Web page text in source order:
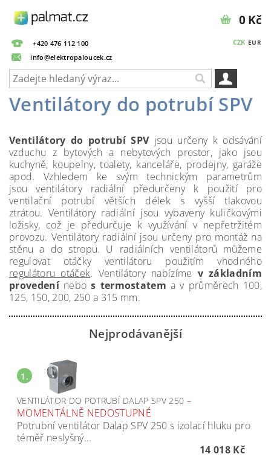
+420 476 112 100
info@elektropaloucek.cz
CZK EUR
0 Kč
Ventilátory do potrubí SPV
Ventilátory do potrubí SPVjsou určeny k odsávání
vzduchu z bytových a nebytových prostor, jako jsou
kuchyně, koupelny, toalety, kanceláře, prodejny, garáže
apod. Vzhledem ke svým technickým parametrům
jsou ventilátory radiální předurčeny k použití pro
ventilační potrubí větších délek s vyšší tlakovou
ztrátou. Ventilátory radiální jsou vybaveny kuličkovými
ložisky, což je předurčuje k využívání v nepřetržitém
provozu. Ventilátory radiální jsou určeny pro montáž na
stěnu a do stropu. U radiálních ventilátorů můžeme
regulovat otáčky ventilátoru použitím vhodného
regulátoru otáček. Ventilátory nabízíme v základním
provedenínebo s termostatem a v průměrech 100,
125, 150, 200, 250 a 315 mm.
Nejprodávanější
1.
VENTILÁTOR DO POTRUBÍ DALAP SPV 250 –
MOMENTÁLNĚ NEDOSTUPNÉ
Potrubní ventilátor Dalap SPV 250 s izolací hluku pro
téměř neslyšný...
14 018 Kč